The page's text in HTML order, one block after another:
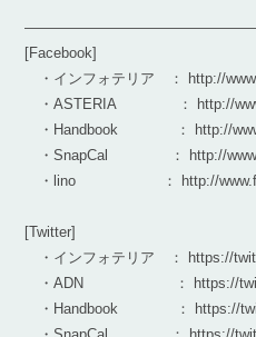
[Facebook]
・インフォテリア ： http://
・ASTERIA ： http://
・Handbook ： http://
・SnapCal ： http://
・lino ： http://
[Twitter]
・インフォテリア ： https://
・ADN ： https://
・Handbook ： https://